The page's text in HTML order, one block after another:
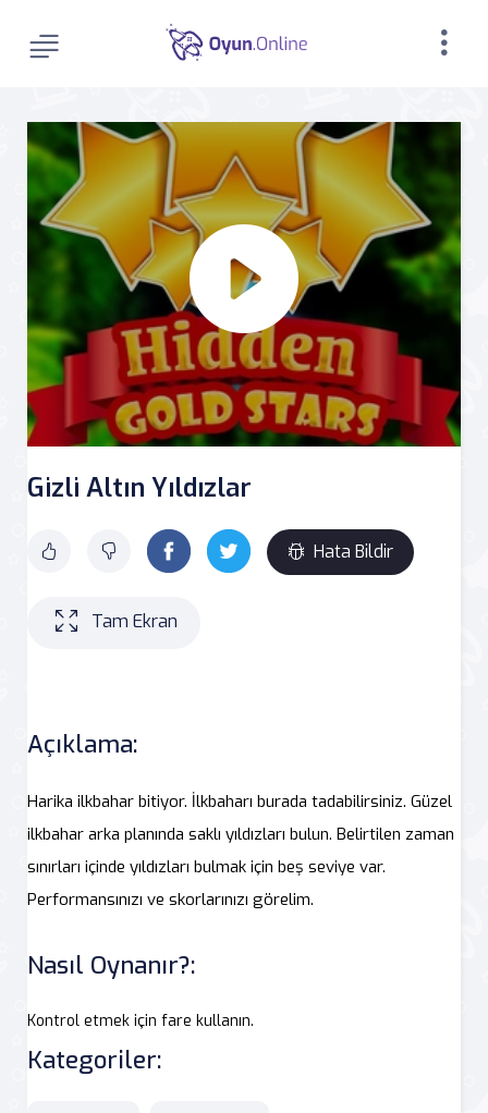
Gizli Altın Yıldızlar
Hata Bildir
Tam Ekran
Açıklama:
Harika ilkbahar bitiyor. İlkbaharı burada tadabilirsiniz. Güzel
ilkbahar arka planında saklı yıldızları bulun. Belirtilen zaman
sınırları içinde yıldızları bulmak için beş seviye var.
Performansınızı ve skorlarınızı görelim.
Nasıl Oynanır?:
Kontrol etmek için fare kullanın.
Kategoriler: